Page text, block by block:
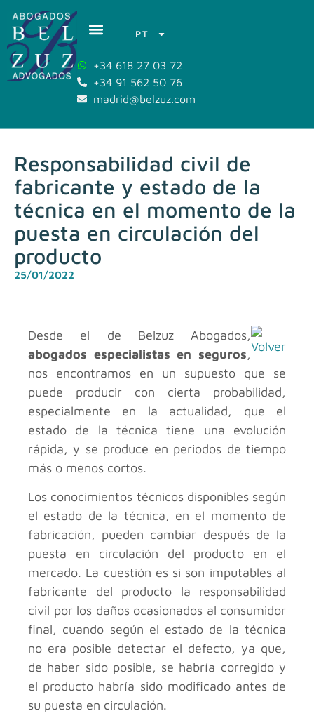
PT
+34 618 27 03 72
+34 91 562 50 76
madrid@belzuz.com
Responsabilidad civil de
fabricante y estado de la
técnica en el momento de la
puesta en circulación del
producto
25/01/2022
Desde el de Belzuz Abogados,
abogados especialistas en seguros,
nos encontramos en un supuesto que se
puede producir con cierta probabilidad,
especialmente en la actualidad, que el
estado de la técnica tiene una evolución
rápida, y se produce en periodos de tiempo
más o menos cortos.
Los conocimientos técnicos disponibles según
el estado de la técnica, en el momento de
fabricación, pueden cambiar después de la
puesta en circulación del producto en el
mercado. La cuestión es si son imputables al
fabricante del producto la responsabilidad
civil por los daños ocasionados al consumidor
final, cuando según el estado de la técnica
no era posible detectar el defecto, ya que,
de haber sido posible, se habría corregido y
el producto habría sido modificado antes de
su puesta en circulación.